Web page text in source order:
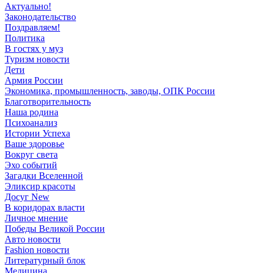
Актуально!
Законодательство
Поздравляем!
Политика
В гостях у муз
Туризм новости
Дети
Армия России
Экономика, промышленность, заводы, ОПК России
Благотворительность
Наша родина
Психоанализ
Истории Успеха
Ваше здоровье
Вокруг света
Эхо событий
Загадки Вселенной
Эликсир красоты
Досуг New
В коридорах власти
Личное мнение
Победы Великой России
Авто новости
Fashion новости
Литературный блок
Медицина